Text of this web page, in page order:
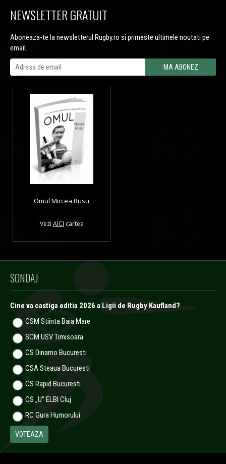
NEWSLETTER GRATUIT
Aboneaza-te la newsletterul Rugby.ro si primeste ultimele noutati pe
email.
Omul Mircea Rusu
Vezi AICI cartea
SONDAJ
Cine va castiga editia 2026 a Ligii de Rugby Kaufland?
CSM Stiinta Baia Mare
SCM USV Timisoara
CS Dinamo Bucuresti
CSA Steaua Bucuresti
CS Rapid Bucuresti
CS „U” ELBI Cluj
RC Gura Humorului